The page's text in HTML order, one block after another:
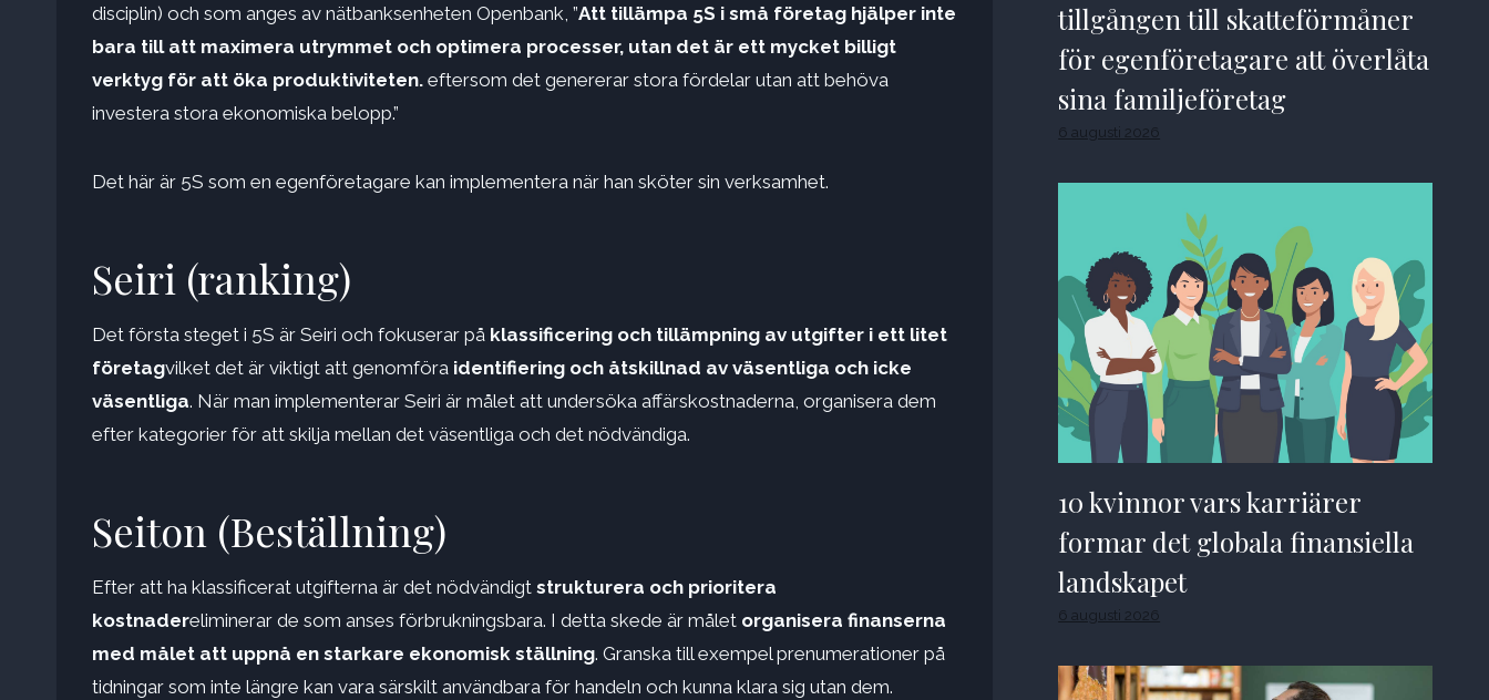
disciplin) och som anges av nätbanksenheten Openbank, ”Att tillämpa 5S i små företag hjälper inte
bara till att maximera utrymmet och optimera processer, utan det är ett mycket billigt
verktyg för att öka produktiviteten. eftersom det genererar stora fördelar utan att behöva
investera stora ekonomiska belopp.”
Det här är 5S som en egenföretagare kan implementera när han sköter sin verksamhet.
Seiri (ranking)
Det första steget i 5S är Seiri och fokuserar på klassificering och tillämpning av utgifter i ett litet
företagvilket det är viktigt att genomföra identifiering och åtskillnad av väsentliga och icke
väsentliga. När man implementerar Seiri är målet att undersöka affärskostnaderna, organisera dem
efter kategorier för att skilja mellan det väsentliga och det nödvändiga.
Seiton (Beställning)
Efter att ha klassificerat utgifterna är det nödvändigt strukturera och prioritera
kostnadereliminerar de som anses förbrukningsbara. I detta skede är målet organisera finanserna
med målet att uppnå en starkare ekonomisk ställning. Granska till exempel prenumerationer på
tidningar som inte längre kan vara särskilt användbara för handeln och kunna klara sig utan dem.
tillgången till skatteförmåner
för egenföretagare att överlåta
sina familjeföretag
6 augusti 2026
10 kvinnor vars karriärer
formar det globala finansiella
landskapet
6 augusti 2026